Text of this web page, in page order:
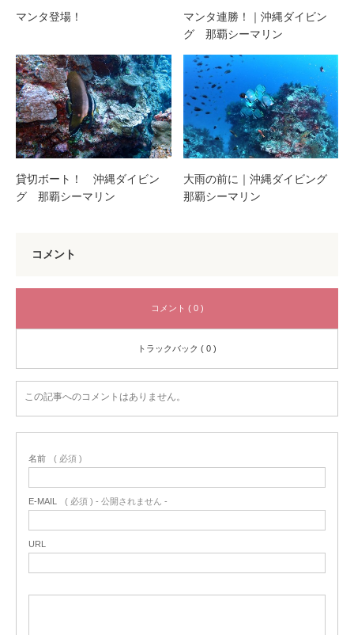
マンタ登場！
マンタ連勝！｜沖縄ダイビン
グ 那覇シーマリン
貸切ボート！ 沖縄ダイビン
グ 那覇シーマリン
大雨の前に｜沖縄ダイビング
那覇シーマリン
コメント
コメント ( 0 )
トラックバック ( 0 )
この記事へのコメントはありません。
名前 ( 必須 )
E-MAIL ( 必須 ) - 公開されません -
URL